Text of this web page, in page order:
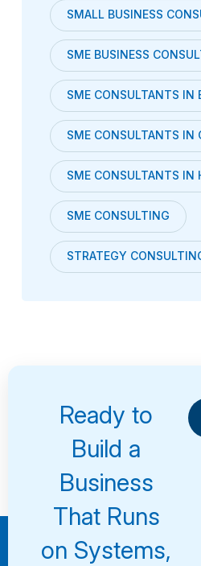
SMALL BUSINESS
SME BUSINESS
SME CONSULTANTS IN
SME CONSULTANTS IN
SME CONSULTANTS IN
SME CONSULTING
STRATEGY
Ready to
Build a
Business
That Runs
on Systems,